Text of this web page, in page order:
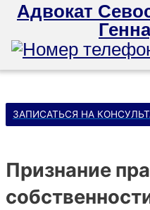
Адвокат
содержимому
меню
ЗАПИСАТЬСЯ НА
Признание